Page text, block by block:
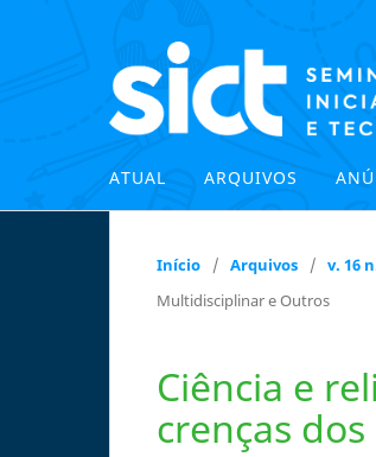
ATUAL ARQUIVOS
Início / Arquivos / v. 16
Multidisciplinar e Outros
Ciência e
crenças